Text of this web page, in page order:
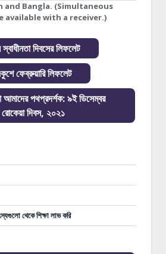
and Bangla. (Simultaneous
with a receiver.)
স্বাধীনতা দিবসের লিফলেট
ফেব্রুয়ারি লিফলেট
আমাদের পথপ্রদর্শক: ৯ই ডিসেম্বর
রোকেয়া দিবস, ২০২১
থেকে শিক্ষা লাভ করি